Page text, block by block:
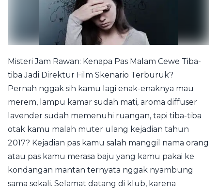
Misteri Jam Rawan: Kenapa Pas Malam Cewe Tiba-
tiba Jadi Direktur Film Skenario Terburuk?
Pernah nggak sih kamu lagi enak-enaknya mau
merem, lampu kamar sudah mati, aroma diffuser
lavender sudah memenuhi ruangan, tapi tiba-tiba
otak kamu malah muter ulang kejadian tahun
2017? Kejadian pas kamu salah manggil nama orang
atau pas kamu merasa baju yang kamu pakai ke
kondangan mantan ternyata nggak nyambung
sama sekali. Selamat datang di klub, karena